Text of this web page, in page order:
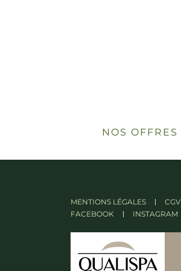
NOS OFFRES
MENTIONS LÉGALES CGV
FACEBOOK
INSTAGRAM